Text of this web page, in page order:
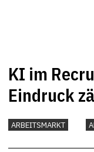
KI im
Eindruck
ARBEITSMARKT